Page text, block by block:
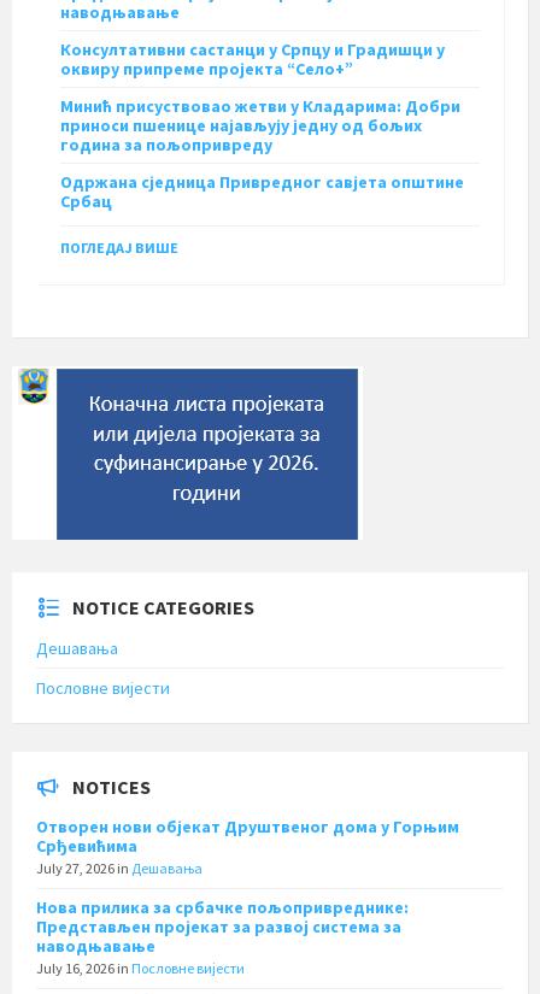
наводњавање
Консултативни састанци у Српцу и Градишци у
оквиру припреме пројекта “Село+”
Минић присуствовао жетви у Кладарима: Добри
приноси пшенице најављују једну од бољих
година за пољопривреду
Одржана сједница Привредног савјета општине
Србац
ПОГЛЕДАЈ ВИШЕ
NOTICE CATEGORIES
Дешавања
Пословне вијести
NOTICES
Отворен нови објекат Друштвеног дома у Горњим
Срђевићима
July 27, 2026 in Дешавања
Нова прилика за србачке пољопривреднике:
Представљен пројекат за развој система за
наводњавање
July 16, 2026 in Пословне вијести